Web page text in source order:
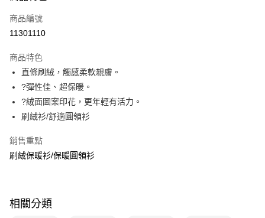
合作金庫商業銀行
上海商業儲蓄銀行
臺灣中小企業銀行
匯豐（台灣）商業銀行
聯邦商業銀行
元大商業銀行
玉山商業銀行
台灣樂天信用卡公司
合作金庫商業銀行
上海商業儲蓄銀行
國泰世華商業銀行
匯豐（台灣）商業銀行
聯邦商業銀行
元大商業銀行
台新國際商業銀行
台灣樂天信用卡公司
超商取貨付款
LINE Pay
Apple Pay
悠遊付
Google Pay
全盈+PAY
1.本服務由台灣大哥大提供，台灣大哥大用戶可立即使用無須另外申請。
ATM付款
商品編號
11301110
商品特色
直條刷絨，觸感柔軟親膚。
?彈性佳、超保暖。
?絨面圖案印花，更年輕有活力。
刷絨衫/舒適圓領衫
銷售重點
刷絨保暖衫/保暖圓領衫
相關分類